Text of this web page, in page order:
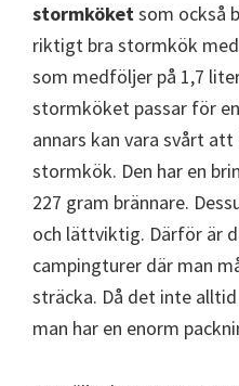
stormköketsom också
riktigt bra stormkök
som medföljer på 1,7
stormköket passar för
annars kan vara svårt
stormkök. Den har en
227 gram brännare.
och lättviktig. Därför är
campingturer där man
sträcka. Då det inte
man har en enorm